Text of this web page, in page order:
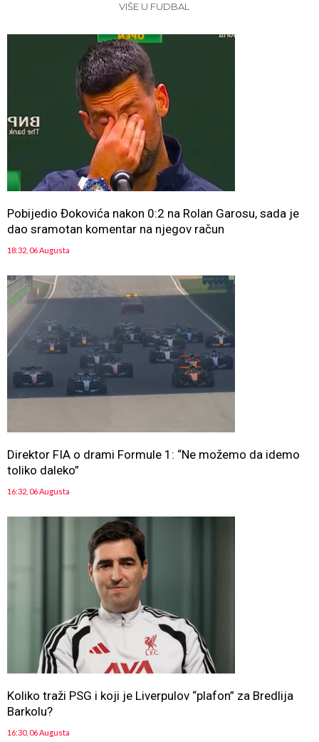
VIŠE U FUDBAL
Pobijedio Đokovića nakon 0:2 na Rolan Garosu, sada je
dao sramotan komentar na njegov račun
18:32, 06 Augusta
Direktor FIA o drami Formule 1: “Ne možemo da idemo
toliko daleko”
16:32, 06 Augusta
Koliko traži PSG i koji je Liverpulov “plafon” za Bredlija
Barkolu?
16:30, 06 Augusta